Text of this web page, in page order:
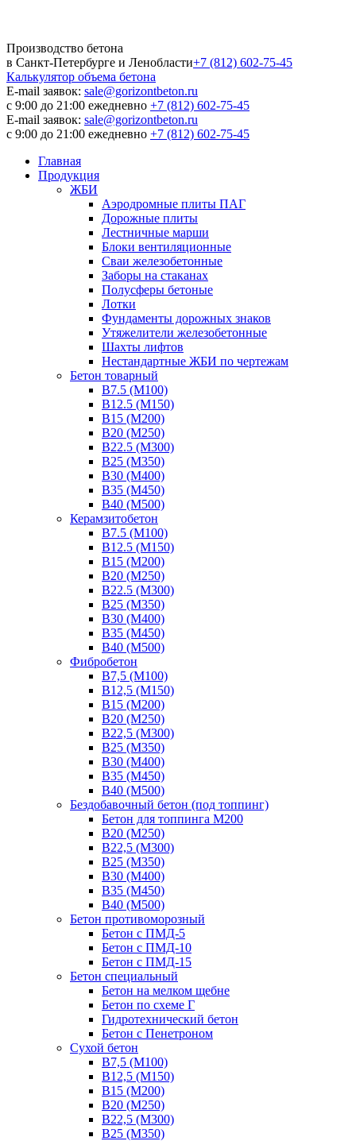
Производство бетона
в Санкт-Петербурге и Ленобласти+7 (812) 602-75-45
Калькулятор объема бетона
E-mail заявок: sale@gorizontbeton.ru
с 9:00 до 21:00 ежедневно +7 (812) 602-75-45
E-mail заявок: sale@gorizontbeton.ru
с 9:00 до 21:00 ежедневно +7 (812) 602-75-45
Главная
Продукция
ЖБИ
Аэродромные плиты ПАГ
Дорожные плиты
Лестничные марши
Блоки вентиляционные
Сваи железобетонные
Заборы на стаканах
Полусферы бетоные
Лотки
Фундаменты дорожных знаков
Утяжелители железобетонные
Шахты лифтов
Нестандартные ЖБИ по чертежам
Бетон товарный
В7.5 (М100)
В12.5 (М150)
В15 (М200)
В20 (М250)
В22.5 (М300)
В25 (М350)
В30 (М400)
В35 (М450)
В40 (М500)
Керамзитобетон
В7.5 (М100)
В12.5 (М150)
В15 (М200)
В20 (М250)
В22.5 (М300)
В25 (М350)
В30 (М400)
В35 (М450)
В40 (М500)
Фибробетон
В7,5 (М100)
В12,5 (М150)
В15 (М200)
В20 (М250)
В22,5 (М300)
В25 (М350)
В30 (М400)
В35 (М450)
В40 (М500)
Бездобавочный бетон (под топпинг)
Бетон для топпинга М200
В20 (М250)
В22,5 (М300)
В25 (М350)
В30 (М400)
В35 (М450)
В40 (М500)
Бетон противоморозный
Бетон с ПМД-5
Бетон с ПМД-10
Бетон с ПМД-15
Бетон специальный
Бетон на мелком щебне
Бетон по схеме Г
Гидротехнический бетон
Бетон с Пенетроном
Сухой бетон
В7,5 (М100)
В12,5 (М150)
В15 (М200)
В20 (М250)
В22,5 (М300)
В25 (М350)